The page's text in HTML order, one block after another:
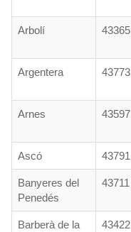
Arbolí 43365
Argentera 43773
Arnes 43597
Ascó 43791
Banyeres del
Penedés
43711
Barberà de la
43422